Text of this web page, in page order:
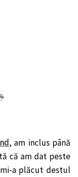
, am inclus până
că am dat peste
a plăcut destul